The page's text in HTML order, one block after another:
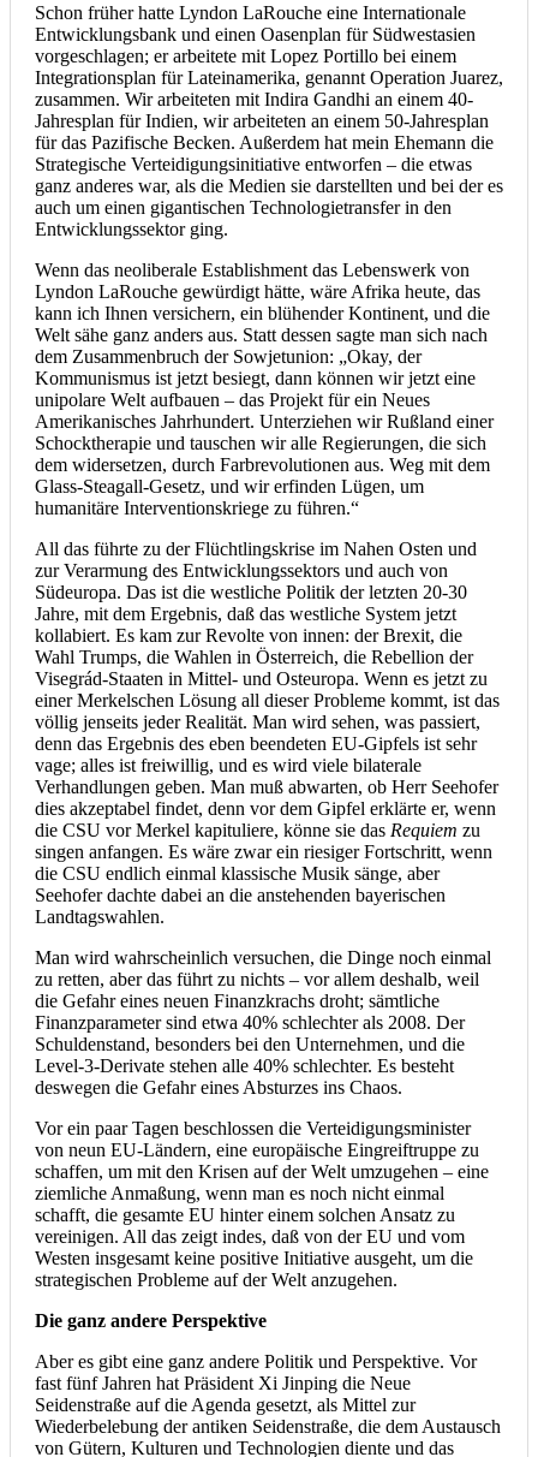
Schon früher hatte Lyndon LaRouche eine Internationale
Entwicklungsbank und einen Oasenplan für Südwestasien
vorgeschlagen; er arbeitete mit Lopez Portillo bei einem
Integrationsplan für Lateinamerika, genannt Operation Juarez,
zusammen. Wir arbeiteten mit Indira Gandhi an einem 40-
Jahresplan für Indien, wir arbeiteten an einem 50-Jahresplan
für das Pazifische Becken. Außerdem hat mein Ehemann die
Strategische Verteidigungsinitiative entworfen – die etwas
ganz anderes war, als die Medien sie darstellten und bei der es
auch um einen gigantischen Technologietransfer in den
Entwicklungssektor ging.
Wenn das neoliberale Establishment das Lebenswerk von
Lyndon LaRouche gewürdigt hätte, wäre Afrika heute, das
kann ich Ihnen versichern, ein blühender Kontinent, und die
Welt sähe ganz anders aus. Statt dessen sagte man sich nach
dem Zusammenbruch der Sowjetunion: „Okay, der
Kommunismus ist jetzt besiegt, dann können wir jetzt eine
unipolare Welt aufbauen – das Projekt für ein Neues
Amerikanisches Jahrhundert. Unterziehen wir Rußland einer
Schocktherapie und tauschen wir alle Regierungen, die sich
dem widersetzen, durch Farbrevolutionen aus. Weg mit dem
Glass-Steagall-Gesetz, und wir erfinden Lügen, um
humanitäre Interventionskriege zu führen.“
All das führte zu der Flüchtlingskrise im Nahen Osten und
zur Verarmung des Entwicklungssektors und auch von
Südeuropa. Das ist die westliche Politik der letzten 20-30
Jahre, mit dem Ergebnis, daß das westliche System jetzt
kollabiert. Es kam zur Revolte von innen: der Brexit, die
Wahl Trumps, die Wahlen in Österreich, die Rebellion der
Visegrád-Staaten in Mittel- und Osteuropa. Wenn es jetzt zu
einer Merkelschen Lösung all dieser Probleme kommt, ist das
völlig jenseits jeder Realität. Man wird sehen, was passiert,
denn das Ergebnis des eben beendeten EU-Gipfels ist sehr
vage; alles ist freiwillig, und es wird viele bilaterale
Verhandlungen geben. Man muß abwarten, ob Herr Seehofer
dies akzeptabel findet, denn vor dem Gipfel erklärte er, wenn
die CSU vor Merkel kapituliere, könne sie das Requiem zu
singen anfangen. Es wäre zwar ein riesiger Fortschritt, wenn
die CSU endlich einmal klassische Musik sänge, aber
Seehofer dachte dabei an die anstehenden bayerischen
Landtagswahlen.
Man wird wahrscheinlich versuchen, die Dinge noch einmal
zu retten, aber das führt zu nichts – vor allem deshalb, weil
die Gefahr eines neuen Finanzkrachs droht; sämtliche
Finanzparameter sind etwa 40% schlechter als 2008. Der
Schuldenstand, besonders bei den Unternehmen, und die
Level-3-Derivate stehen alle 40% schlechter. Es besteht
deswegen die Gefahr eines Absturzes ins Chaos.
Vor ein paar Tagen beschlossen die Verteidigungsminister
von neun EU-Ländern, eine europäische Eingreiftruppe zu
schaffen, um mit den Krisen auf der Welt umzugehen – eine
ziemliche Anmaßung, wenn man es noch nicht einmal
schafft, die gesamte EU hinter einem solchen Ansatz zu
vereinigen. All das zeigt indes, daß von der EU und vom
Westen insgesamt keine positive Initiative ausgeht, um die
strategischen Probleme auf der Welt anzugehen.
Die ganz andere Perspektive
Aber es gibt eine ganz andere Politik und Perspektive. Vor
fast fünf Jahren hat Präsident Xi Jinping die Neue
Seidenstraße auf die Agenda gesetzt, als Mittel zur
Wiederbelebung der antiken Seidenstraße, die dem Austausch
von Gütern, Kulturen und Technologien diente und das